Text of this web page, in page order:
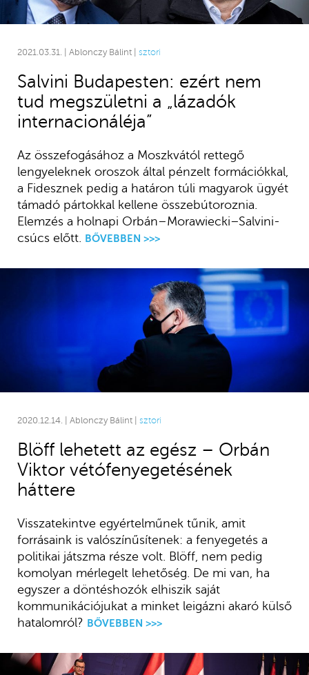
2021.03.31. | Ablonczy Bálint | sztori
Salvini Budapesten: ezért nem
tud megszületni a „lázadók
internacionáléja”
Az összefogásához a Moszkvától rettegő
lengyeleknek oroszok által pénzelt formációkkal,
a Fidesznek pedig a határon túli magyarok ügyét
támadó pártokkal kellene összebútoroznia.
Elemzés a holnapi Orbán–Morawiecki–Salvini-
csúcs előtt. BŐVEBBEN >>>
2020.12.14. | Ablonczy Bálint | sztori
Blöff lehetett az egész – Orbán
Viktor vétófenyegetésének
háttere
Visszatekintve egyértelműnek tűnik, amit
forrásaink is valószínűsítenek: a fenyegetés a
politikai játszma része volt. Blöff, nem pedig
komolyan mérlegelt lehetőség. De mi van, ha
egyszer a döntéshozók elhiszik saját
kommunikációjukat a minket leigázni akaró külső
hatalomról? BŐVEBBEN >>>